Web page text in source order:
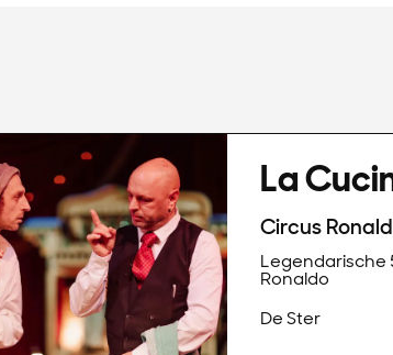
La
Circus
Legendarische
Ronaldo
De Ster